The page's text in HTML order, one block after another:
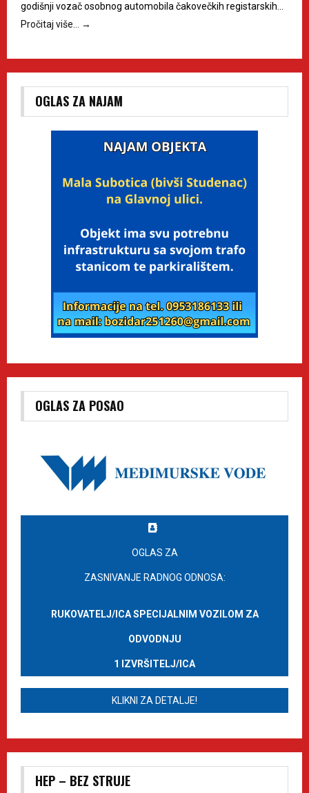
godišnji vozač osobnog automobila čakovečkih registarskih…
Pročitaj više… →
OGLAS ZA NAJAM
OGLAS ZA POSAO
OGLAS ZA
ZASNIVANJE RADNOG ODNOSA:
RUKOVATELJ/ICA SPECIJALNIM VOZILOM ZA
ODVODNJU
1 IZVRŠITELJ/ICA
KLIKNI ZA DETALJE!
HEP – BEZ STRUJE